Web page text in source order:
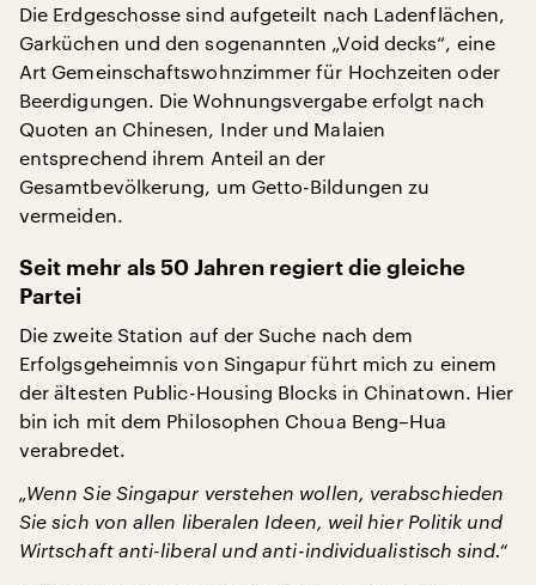
Die Erdgeschosse sind aufgeteilt nach Ladenflächen,
Garküchen und den sogenannten „Void decks“, eine
Art Gemeinschaftswohnzimmer für Hochzeiten oder
Beerdigungen. Die Wohnungsvergabe erfolgt nach
Quoten an Chinesen, Inder und Malaien
entsprechend ihrem Anteil an der
Gesamtbevölkerung, um Getto-Bildungen zu
vermeiden.
Seit mehr als 50 Jahren regiert die gleiche
Partei
Die zweite Station auf der Suche nach dem
Erfolgsgeheimnis von Singapur führt mich zu einem
der ältesten Public-Housing Blocks in Chinatown. Hier
bin ich mit dem Philosophen Choua Beng–Hua
verabredet.
„Wenn Sie Singapur verstehen wollen, verabschieden
Sie sich von allen liberalen Ideen, weil hier Politik und
Wirtschaft anti-liberal und anti-individualistisch sind.“